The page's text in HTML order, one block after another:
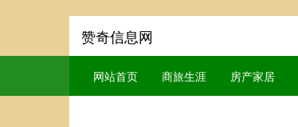
赞奇信息网
网站首页 商旅生涯 房产家居